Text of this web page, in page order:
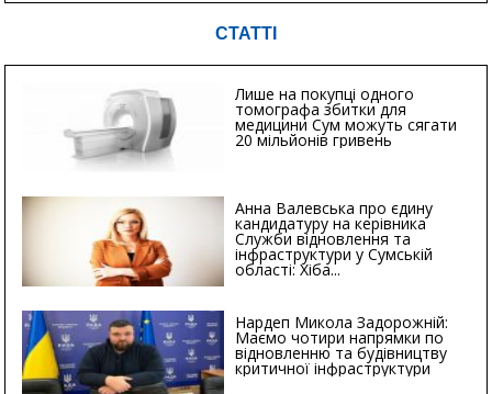
СТАТТІ
Лише на покупці одного
томографа збитки для
медицини Сум можуть сягати
20 мільйонів гривень
Анна Валевська про єдину
кандидатуру на керівника
Служби відновлення та
інфраструктури у Сумській
області: Хіба...
Нардеп Микола Задорожній:
Маємо чотири напрямки по
відновленню та будівництву
критичної інфраструктури